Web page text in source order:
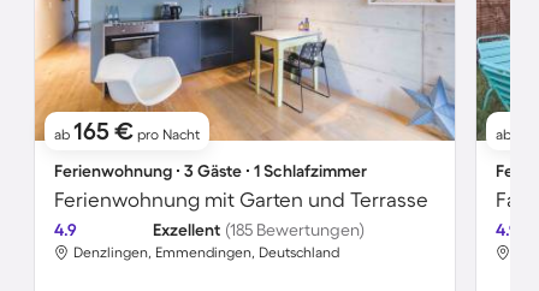
ab 165 € pro Nacht
Ferienwohnung ∙ 3 Gäste ∙ 1 Schlafzimmer
Ferienwohnung mit Garten und Terrasse
4.9 Exzellent (185 Bewertungen)
Denzlingen, Emmendingen, Deutschland
ab
4.9